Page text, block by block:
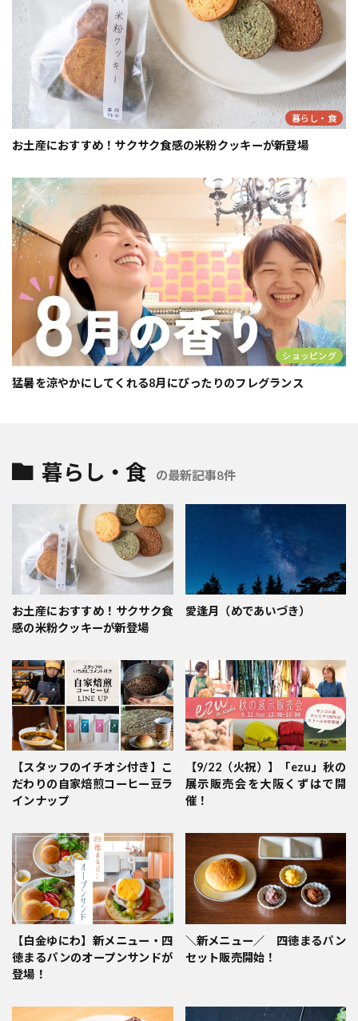
暮らし・食
お土産におすすめ！サクサク食感の米粉クッキーが新登場
ショッピング
猛暑を涼やかにしてくれる8月にぴったりのフレグランス
暮らし・食 の最新記事8件
お土産におすすめ！サクサク食
感の米粉クッキーが新登場
愛逢月（めであいづき）
【スタッフのイチオシ付き】こ
だわりの自家焙煎コーヒー豆ラ
インナップ
【9/22（火祝）】「ezu」秋の
展示販売会を大阪くずはで開
催！
【白金ゆにわ】新メニュー・四
徳まるパンのオープンサンドが
登場！
＼新メニュー／ 四徳まるパン
セット販売開始！